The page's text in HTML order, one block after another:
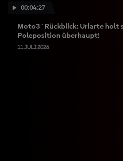
00:04:27
Moto3™ Rückblick: Uriarte holt
Poleposition überhaupt!
11 JULI 2026